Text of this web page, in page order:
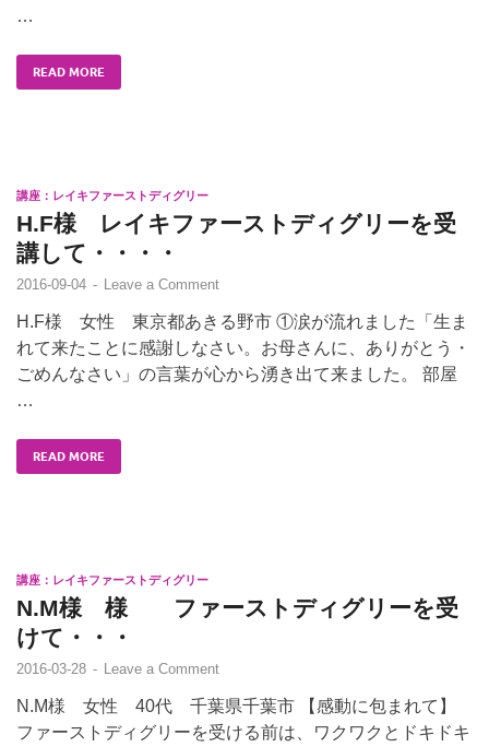
…
READ MORE
講座：レイキファーストディグリー
H.F様 レイキファーストディグリーを受
講して・・・・
2016-09-04 - Leave a Comment
H.F様 女性 東京都あきる野市 ①涙が流れました「生ま
れて来たことに感謝しなさい。お母さんに、ありがとう・
ごめんなさい」の言葉が心から湧き出て来ました。 部屋
…
READ MORE
講座：レイキファーストディグリー
N.M様 様 ファーストディグリーを受
けて・・・
2016-03-28 - Leave a Comment
N.M様 女性 40代 千葉県千葉市 【感動に包まれて】
ファーストディグリーを受ける前は、ワクワクとドキドキ